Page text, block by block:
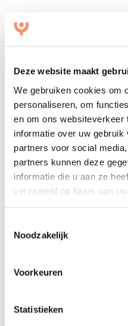
Deze website maakt
We gebruiken cookies om
personaliseren, om
en om ons websiteverkeer
informatie over uw
partners voor social
partners kunnen deze
informatie die u aan ze
verzameld op basis van
Noodzakelijk
Voorkeuren
Statistieken
Op het platform hebben
bedrijvenpaginawaar wij
accountantskantoor
profiteren mee van deze
kunnen bij MVP hun
accountantskantoor te
kandidaten bij Auxilium
informeren de leden over
beschikbare kandidaten*,
overzicht nemen wij op in
Actueel. Geïnteresseerde